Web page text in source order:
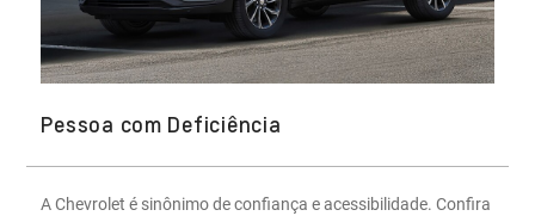
Pessoa com Deficiência
A Chevrolet é sinônimo de confiança e acessibilidade. Confira